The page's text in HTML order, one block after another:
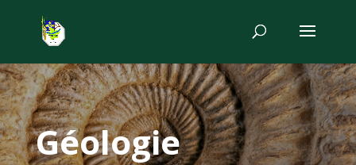
Géologie